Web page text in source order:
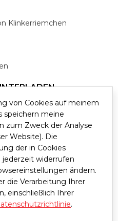
Klinkerriemchen
VORBEHALTEN
von Cookies auf meinem
speichern meine
zum Zweck der Analyse
Website). Die
der in Cookies
widerrufen
ändern.
die Verarbeitung Ihrer
einschließlich Ihrer
.